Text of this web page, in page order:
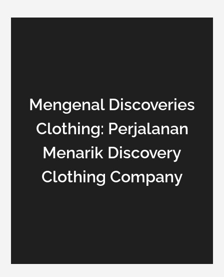
Mengenal Discoveries
Clothing: Perjalanan
Menarik Discovery
Clothing Company